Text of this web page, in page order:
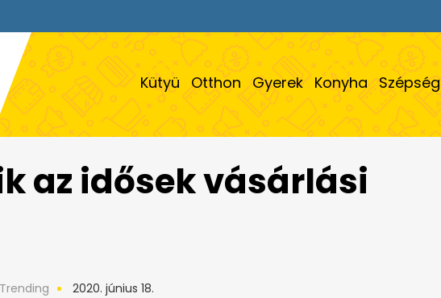
Kütyü Otthon Gyerek Konyha Szépség
az idősek vásárlási
Trending 2020. június 18.